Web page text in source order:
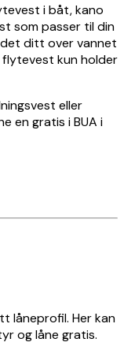
i båt, kano
som passer til din
ditt over vannet
flytevest kun holder
eller
en gratis i BUA i
låneprofil. Her kan
og låne gratis.